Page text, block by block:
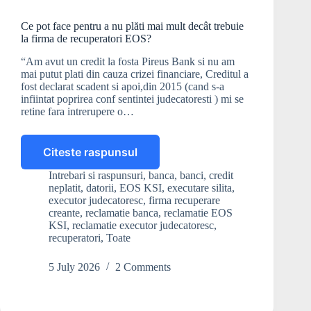
Ce pot face pentru a nu plăti mai mult decât trebuie
la firma de recuperatori EOS?
“Am avut un credit la fosta Pireus Bank si nu am
mai putut plati din cauza crizei financiare, Creditul a
fost declarat scadent si apoi,din 2015 (cand s-a
infiintat poprirea conf sentintei judecatoresti ) mi se
retine fara intrerupere o…
Citeste raspunsul
Ce
pot
face
pentru
a
nu
plăti
mult
Intrebari si raspunsuri, banca, banci, credit
neplatit, datorii, EOS KSI, executare silita,
executor judecatoresc, firma recuperare
creante, reclamatie banca, reclamatie EOS
KSI, reclamatie executor judecatoresc,
recuperatori, Toate
5 July 2026 2 Comments